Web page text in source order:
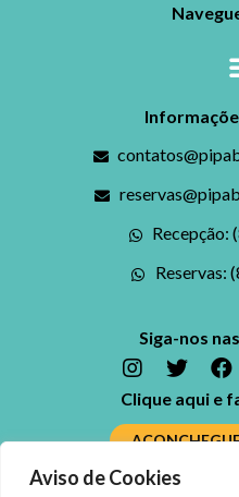
Aviso de Cookies
Recepção:
Reservas:
Siga-nos
Clique aqui e
Ficou alguma